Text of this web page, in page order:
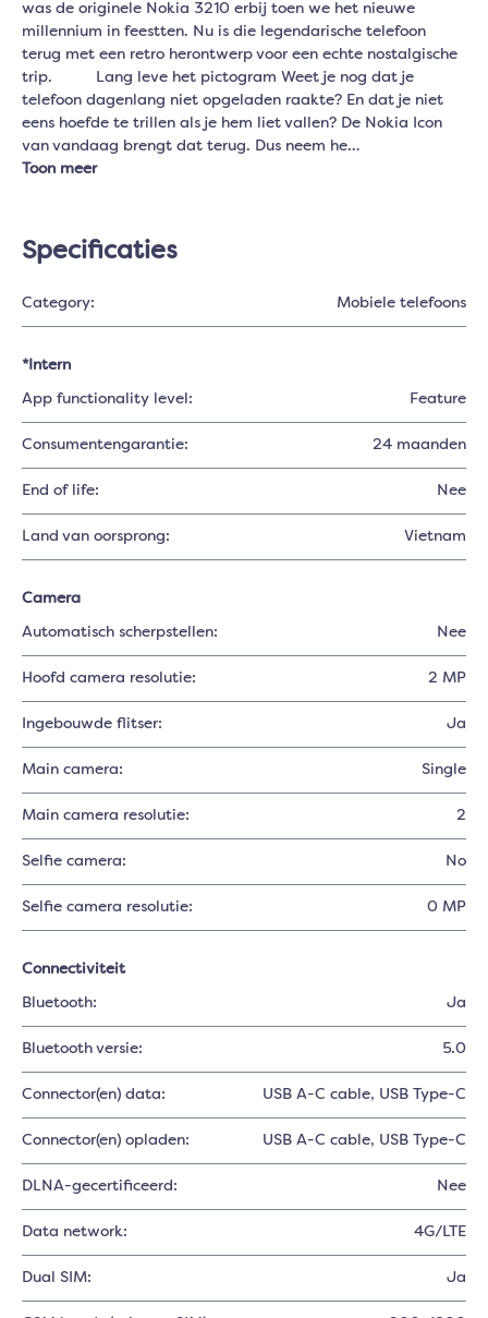
was de originele Nokia 3210 erbij toen we het nieuwe
millennium in feestten. Nu is die legendarische telefoon
terug met een retro herontwerp voor een echte nostalgische
trip. Lang leve het pictogram Weet je nog dat je
telefoon dagenlang niet opgeladen raakte? En dat je niet
eens hoefde te trillen als je hem liet vallen? De Nokia Icon
van vandaag brengt dat terug. Dus neem he…
Toon meer
Specificaties
Category: Mobiele telefoons
*Intern
App functionality level: Feature
Consumentengarantie: 24 maanden
End of life: Nee
Land van oorsprong: Vietnam
Camera
Automatisch scherpstellen: Nee
Hoofd camera resolutie: 2 MP
Ingebouwde flitser: Ja
Main camera: Single
Main camera resolutie: 2
Selfie camera: No
Selfie camera resolutie: 0 MP
Connectiviteit
Bluetooth: Ja
Bluetooth versie: 5.0
Connector(en) data: USB A-C cable, USB Type-C
Connector(en) opladen: USB A-C cable, USB Type-C
DLNA-gecertificeerd: Nee
Data network: 4G/LTE
Dual SIM: Ja